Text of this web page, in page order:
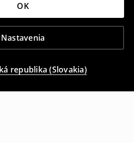
Nastavenia
OK
republika (Slovakia)